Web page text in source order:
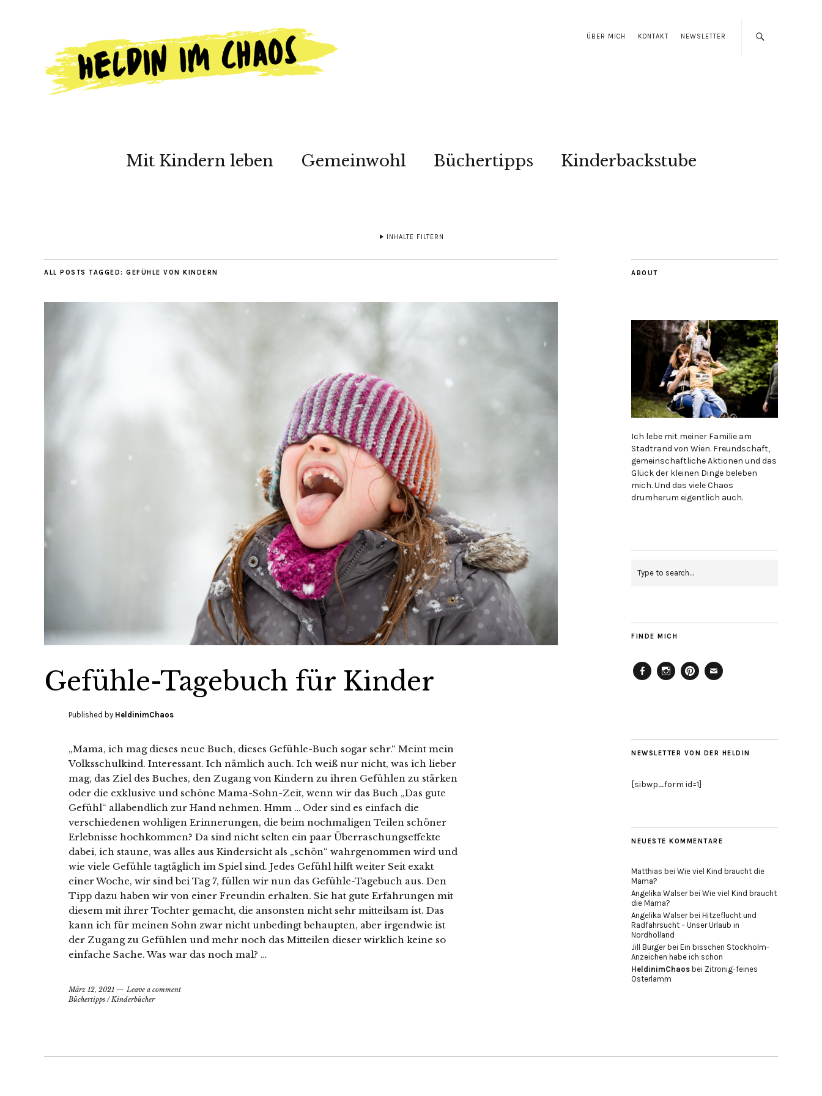
ÜBER MICH KONTAKT NEWSLETTER
Mit Kindern leben Gemeinwohl Büchertipps Kinderbackstube
INHALTE FILTERN
ALL POSTS TAGGED: GEFÜHLE VON KINDERN
Gefühle-Tagebuch für Kinder
Published by HeldinimChaos
„Mama, ich mag dieses neue Buch, dieses Gefühle-Buch sogar sehr.“ Meint mein
Volksschulkind. Interessant. Ich nämlich auch. Ich weiß nur nicht, was ich lieber
mag, das Ziel des Buches, den Zugang von Kindern zu ihren Gefühlen zu stärken
oder die exklusive und schöne Mama-Sohn-Zeit, wenn wir das Buch „Das gute
Gefühl“ allabendlich zur Hand nehmen. Hmm … Oder sind es einfach die
verschiedenen wohligen Erinnerungen, die beim nochmaligen Teilen schöner
Erlebnisse hochkommen? Da sind nicht selten ein paar Überraschungseffekte
dabei, ich staune, was alles aus Kindersicht als „schön“ wahrgenommen wird und
wie viele Gefühle tagtäglich im Spiel sind. Jedes Gefühl hilft weiter Seit exakt
einer Woche, wir sind bei Tag 7, füllen wir nun das Gefühle-Tagebuch aus. Den
Tipp dazu haben wir von einer Freundin erhalten. Sie hat gute Erfahrungen mit
diesem mit ihrer Tochter gemacht, die ansonsten nicht sehr mitteilsam ist. Das
kann ich für meinen Sohn zwar nicht unbedingt behaupten, aber irgendwie ist
der Zugang zu Gefühlen und mehr noch das Mitteilen dieser wirklich keine so
einfache Sache. Was war das noch mal? …
März 12, 2021
Leave a comment
Büchertipps / Kinderbücher
ABOUT
Ich lebe mit meiner Familie am
Stadtrand von Wien. Freundschaft,
gemeinschaftliche Aktionen und das
Glück der kleinen Dinge beleben
mich. Und das viele Chaos
drumherum eigentlich auch.
FINDE MICH
NEWSLETTER VON DER HELDIN
[sibwp_form id=1]
NEUESTE KOMMENTARE
Matthias bei Wie viel Kind braucht die
Mama?
Angelika Walserbei Wie viel Kind braucht
die Mama?
Angelika Walserbei Hitzeflucht und
Radfahrsucht – Unser Urlaub in
Nordholland
Jill Burgerbei Ein bisschen Stockholm-
Anzeichen habe ich schon
HeldinimChaos bei Zitronig-feines
Osterlamm